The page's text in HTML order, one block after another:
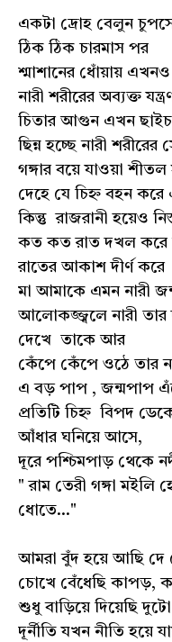
একটা দ্রোহ বেলুন
ঠিক ঠিক চারমাস পর
শ্মাশানের ধোঁয়ায়
নারী শরীরের অব্যক্ত
চিতার আগুন এখন
ছিন্ন হচ্ছে নারী শরীরের
গঙ্গার বয়ে যাওয়া শীতল
দেহে যে চিহ্ন বহন করে
কিন্তু রাজরানী হয়েও
কত কত রাত দখল
রাতের আকাশ দীর্ণ
মা আমাকে এমন নারী
আলোকজ্জ্বলে নারী তার
দেখে তাকে আর
কেঁপে কেঁপে ওঠে তার
এ বড় পাপ , জন্মপাপ
প্রতিটি চিহ্ন বিপদ
আঁধার ঘনিয়ে আসে,
দূরে পশ্চিমপাড় থেকে
" রাম তেরী গঙ্গা
ধোতে..."
আমরা বুঁদ হয়ে আছি
চোখে বেঁধেছি কাপড়,
শুধু বাড়িয়ে দিয়েছি
দূর্নীতি যখন নীতি হয়ে